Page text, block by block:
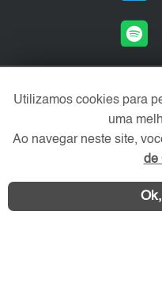
WhatsApp
Área
Utilizamos cookies para
uma
Ao navegar neste site,
de